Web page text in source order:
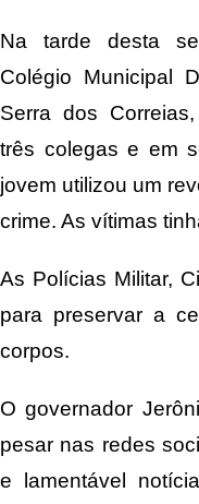
Na tarde desta
Colégio Municipal
Serra dos
três colegas e em
jovem utilizou um
crime. As vítimas
As Polícias Militar,
para preservar a
corpos.
O governador
pesar nas redes
e lamentável